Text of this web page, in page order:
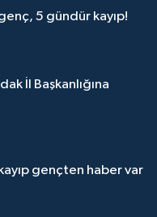
5 gündür kayıp!
İl Başkanlığına
gençten haber var